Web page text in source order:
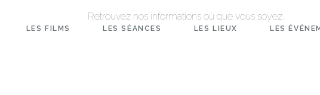
Retrouvez nos informations où que vous soyez.
LES FILMS LES SÉANCES LES LIEUX LES